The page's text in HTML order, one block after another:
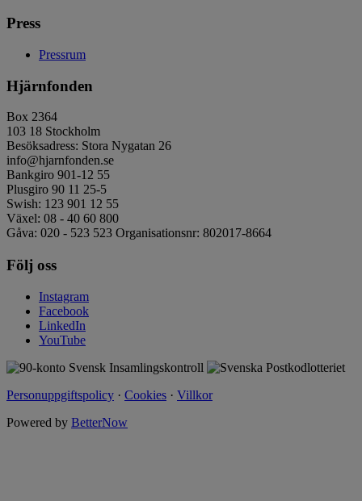
Press
Pressrum
Hjärnfonden
Box 2364
103 18 Stockholm
Besöksadress: Stora Nygatan 26
info@hjarnfonden.se
Bankgiro 901-12 55
Plusgiro 90 11 25-5
Swish: 123 901 12 55
Växel: 08 - 40 60 800
Gåva: 020 - 523 523 Organisationsnr: 802017-8664
Följ oss
Instagram
Facebook
LinkedIn
YouTube
Personuppgiftspolicy · Cookies · Villkor
Powered by BetterNow